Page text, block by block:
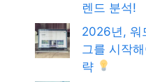
렌드 분석!
2026년, 워
그를 시작
략